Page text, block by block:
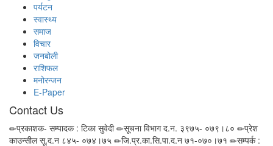
पर्यटन
स्वास्थ्य
समाज
विचार
जनबोली
राशिफल
मनोरन्जन
E-Paper
Contact Us
प्रकाशक- सम्पादक : टिका सुवेदी सूचना विभाग द.न. ३९७५- ०७९।८०
प्रेश
काउन्सील सू.द.न ८४५- ०७४।७५
जि.प्र.का.सि.पा.द.न ७१-०७०।७१ सम्पर्क :